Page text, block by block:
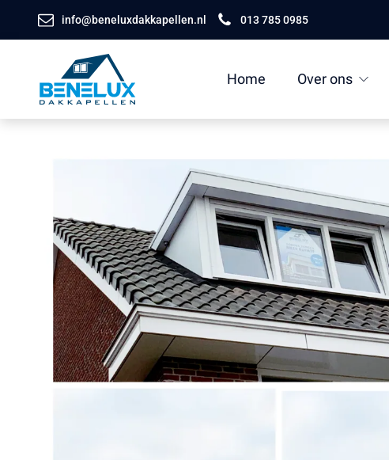
info@beneluxdakkapellen.nl 013 785 0985
Home Over ons